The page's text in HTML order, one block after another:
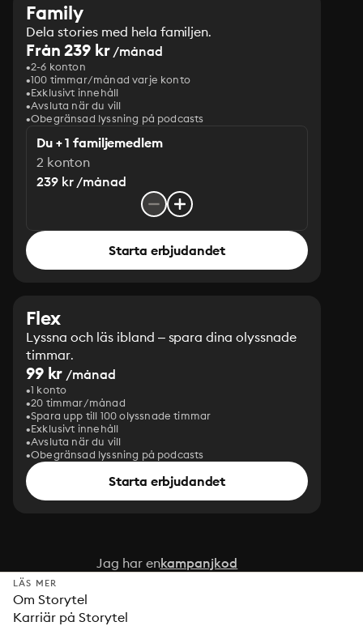
Family
Dela stories med hela familjen.
Från 239 kr/månad
2-6 konton
100 timmar/månad varje konto
Exklusivt innehåll
Avsluta när du vill
Obegränsad lyssning på podcasts
Du + 1 familjemedlem
2 konton
239 kr /månad
Starta erbjudandet
Flex
Lyssna och läs ibland – spara dina olyssnade
timmar.
99 kr /månad
1 konto
20 timmar/månad
Spara upp till 100 olyssnade timmar
Exklusivt innehåll
Avsluta när du vill
Obegränsad lyssning på podcasts
Starta erbjudandet
Jag har enkampanjkod
LÄS MER
Om Storytel
Karriär på Storytel